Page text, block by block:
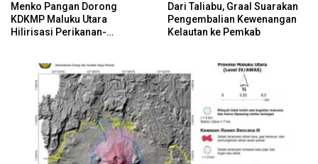
Menko Pangan Dorong
KDKMP Maluku Utara
Hilirisasi Perikanan-
Dari Taliabu, Graal Suarakan
Pengembalian Kewenangan
Kelautan ke Pemkab